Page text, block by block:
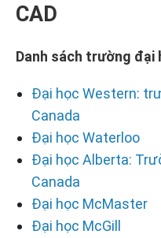
CAD
Danh sách trường đại
Đại học Western:
Canada
Đại học Waterloo
Đại học Alberta:
Canada
Đại học McMaster
Đại học McGill